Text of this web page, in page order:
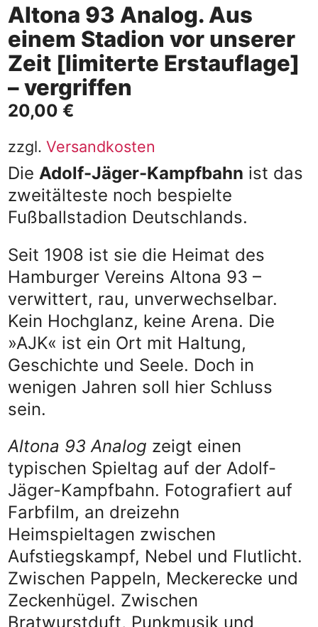
Altona 93 Analog. Aus
einem Stadion vor unserer
Zeit [limiterte Erstauflage]
– vergriffen
20,00 €
zzgl. Versandkosten
Die Adolf-Jäger-Kampfbahn ist das
zweitälteste noch bespielte
Fußballstadion Deutschlands.
Seit 1908 ist sie die Heimat des
Hamburger Vereins Altona 93 –
verwittert, rau, unverwechselbar.
Kein Hochglanz, keine Arena. Die
»AJK« ist ein Ort mit Haltung,
Geschichte und Seele. Doch in
wenigen Jahren soll hier Schluss
sein.
Altona 93 Analog zeigt einen
typischen Spieltag auf der Adolf-
Jäger-Kampfbahn. Fotografiert auf
Farbfilm, an dreizehn
Heimspieltagen zwischen
Aufstiegskampf, Nebel und Flutlicht.
Zwischen Pappeln, Meckerecke und
Zeckenhügel. Zwischen
Bratwurstduft, Punkmusik und